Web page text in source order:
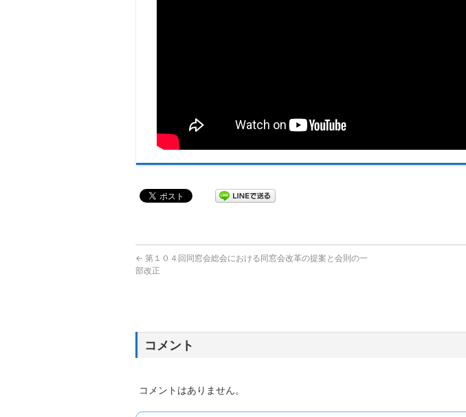
← 第１０４回同窓会総会における同窓会改革の提案と会則の一
部改正
コメント
コメントはありません。